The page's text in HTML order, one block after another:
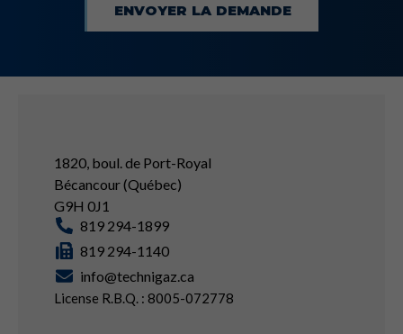
ENVOYER LA DEMANDE
1820, boul. de Port-Royal
Bécancour (Québec)
G9H 0J1
819 294-1899
819 294-1140
info@technigaz.ca
License R.B.Q. : 8005-072778